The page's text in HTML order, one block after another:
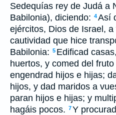
Sedequías rey de Judá a
Babilonia), diciendo: 4Así
ejércitos, Dios de Israel,
cautividad que hice
Babilonia: 5 Edificad
huertos, y comed del
engendrad hijos e hijas;
hijos, y dad maridos a
paran hijos e hijas; y
hagáis pocos. 7Y